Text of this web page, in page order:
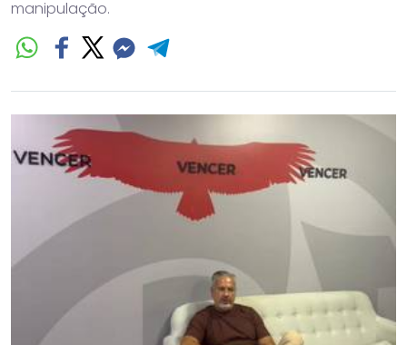
manipulação.